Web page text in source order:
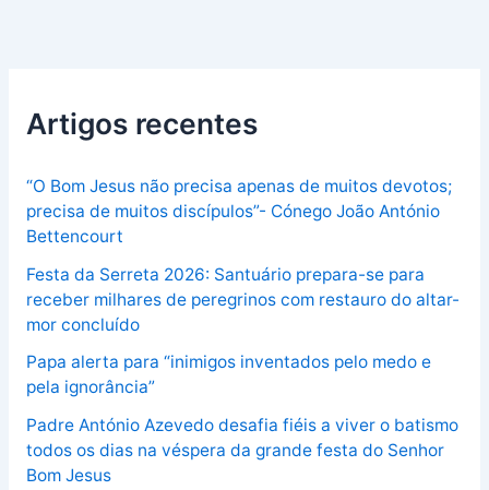
Artigos recentes
“O Bom Jesus não precisa apenas de muitos devotos;
precisa de muitos discípulos”- Cónego João António
Bettencourt
Festa da Serreta 2026: Santuário prepara-se para
receber milhares de peregrinos com restauro do altar-
mor concluído
Papa alerta para “inimigos inventados pelo medo e
pela ignorância”
Padre António Azevedo desafia fiéis a viver o batismo
todos os dias na véspera da grande festa do Senhor
Bom Jesus